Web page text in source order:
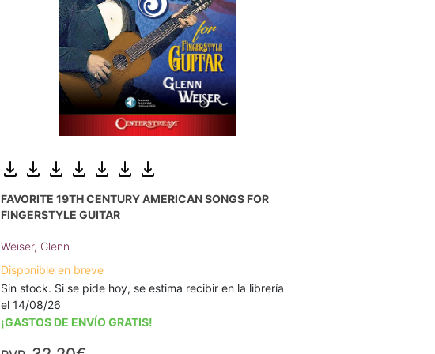
FAVORITE 19TH CENTURY AMERICAN SONGS FOR
FINGERSTYLE GUITAR
Weiser, Glenn
Disponible en breve
Sin stock. Si se pide hoy, se estima recibir en la librería
el 14/08/26
¡GASTOS DE ENVÍO GRATIS!